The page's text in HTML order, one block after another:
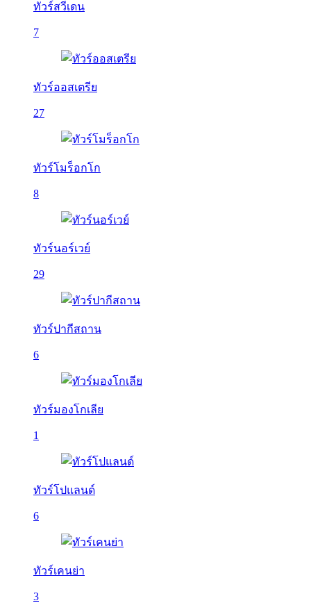
ทัวร์สวีเดน
7
ทัวร์ออสเตรีย
27
ทัวร์โมร็อกโก
8
ทัวร์นอร์เวย์
29
ทัวร์ปากีสถาน
6
ทัวร์มองโกเลีย
1
ทัวร์โปแลนด์
6
ทัวร์เคนย่า
3